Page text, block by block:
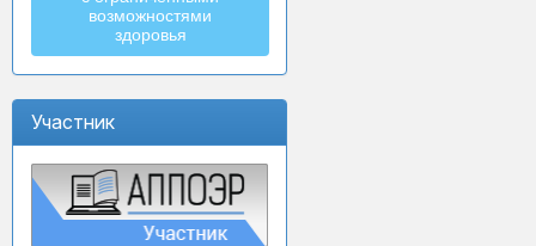
возможностями
здоровья
Участник